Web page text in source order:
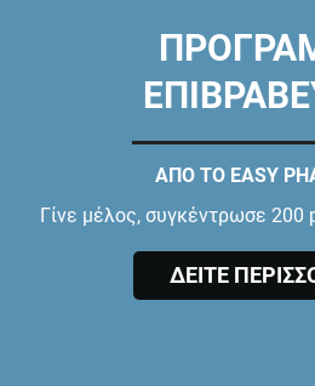
ΑΠΟ ΤΟ EASY
Γίνε μέλος, συγκέντρωσε 200
ΔΕΙΤΕ